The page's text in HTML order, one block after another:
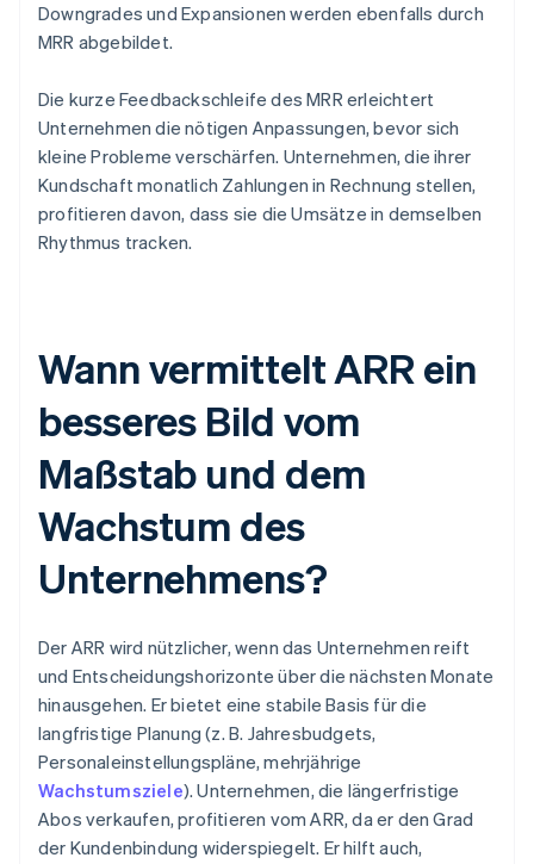
Downgrades und Expansionen werden ebenfalls durch
MRR abgebildet.
Die kurze Feedbackschleife des MRR erleichtert
Unternehmen die nötigen Anpassungen, bevor sich
kleine Probleme verschärfen. Unternehmen, die ihrer
Kundschaft monatlich Zahlungen in Rechnung stellen,
profitieren davon, dass sie die Umsätze in demselben
Rhythmus tracken.
Wann vermittelt ARR ein
besseres Bild vom
Maßstab und dem
Wachstum des
Unternehmens?
Der ARR wird nützlicher, wenn das Unternehmen reift
und Entscheidungshorizonte über die nächsten Monate
hinausgehen. Er bietet eine stabile Basis für die
langfristige Planung (z. B. Jahresbudgets,
Personaleinstellungspläne, mehrjährige
Wachstumsziele). Unternehmen, die längerfristige
Abos verkaufen, profitieren vom ARR, da er den Grad
der Kundenbindung widerspiegelt. Er hilft auch,